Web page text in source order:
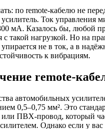
по remote-кабелю не
усилитель. Ток управления
мА. Казалось бы, любой
с такой нагрузкой. Но на
не в ток, а в
к вибрациям.
remote-
автомобильных
0,5–0,75 мм². Это
ПВХ-провод, который
Однако если у вас